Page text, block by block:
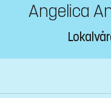
Angelica